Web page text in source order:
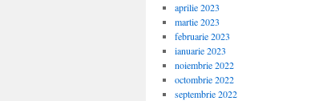
aprilie 2023
martie 2023
februarie 2023
ianuarie 2023
noiembrie 2022
octombrie 2022
septembrie 2022